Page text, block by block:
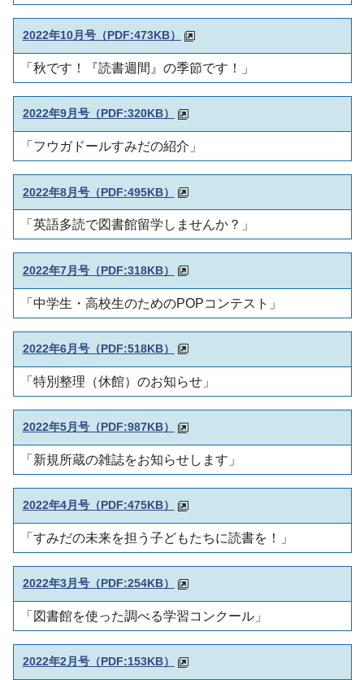
2022年10月号（PDF:473KB）
「秋です！『読書週間』の季節です！」
2022年9月号（PDF:320KB）
「フウガドールすみだの紹介」
2022年8月号（PDF:495KB）
「英語多読で図書館留学しませんか？」
2022年7月号（PDF:318KB）
「中学生・高校生のためのPOPコンテスト」
2022年6月号（PDF:518KB）
「特別整理（休館）のお知らせ」
2022年5月号（PDF:987KB）
「新規所蔵の雑誌をお知らせします」
2022年4月号（PDF:475KB）
「すみだの未来を担う子どもたちに読書を！」
2022年3月号（PDF:254KB）
「図書館を使った調べる学習コンクール」
2022年2月号（PDF:153KB）